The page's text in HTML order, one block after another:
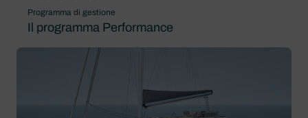
Programma di gestione
Il programma Performance